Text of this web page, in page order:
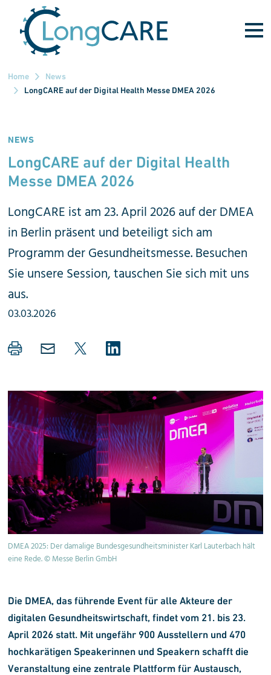
Direkt zum Inhalt
Home
News
LongCARE auf der Digital Health Messe DMEA 2026
NEWS
LongCARE auf der Digital Health
Messe DMEA 2026
LongCARE ist am 23. April 2026 auf der DMEA
in Berlin präsent und beteiligt sich am
Programm der Gesundheitsmesse. Besuchen
Sie unsere Session, tauschen Sie sich mit uns
aus.
03.03.2026
DMEA 2025: Der damalige Bundesgesundheitsminister Karl Lauterbach hält
eine Rede. © Messe Berlin GmbH
Die DMEA, das führende Event für alle Akteure der
digitalen Gesundheitswirtschaft, findet vom 21. bis 23.
April 2026 statt. Mit ungefähr 900 Ausstellern und 470
hochkarätigen Speakerinnen und Speakern schafft die
Veranstaltung eine zentrale Plattform für Austausch,